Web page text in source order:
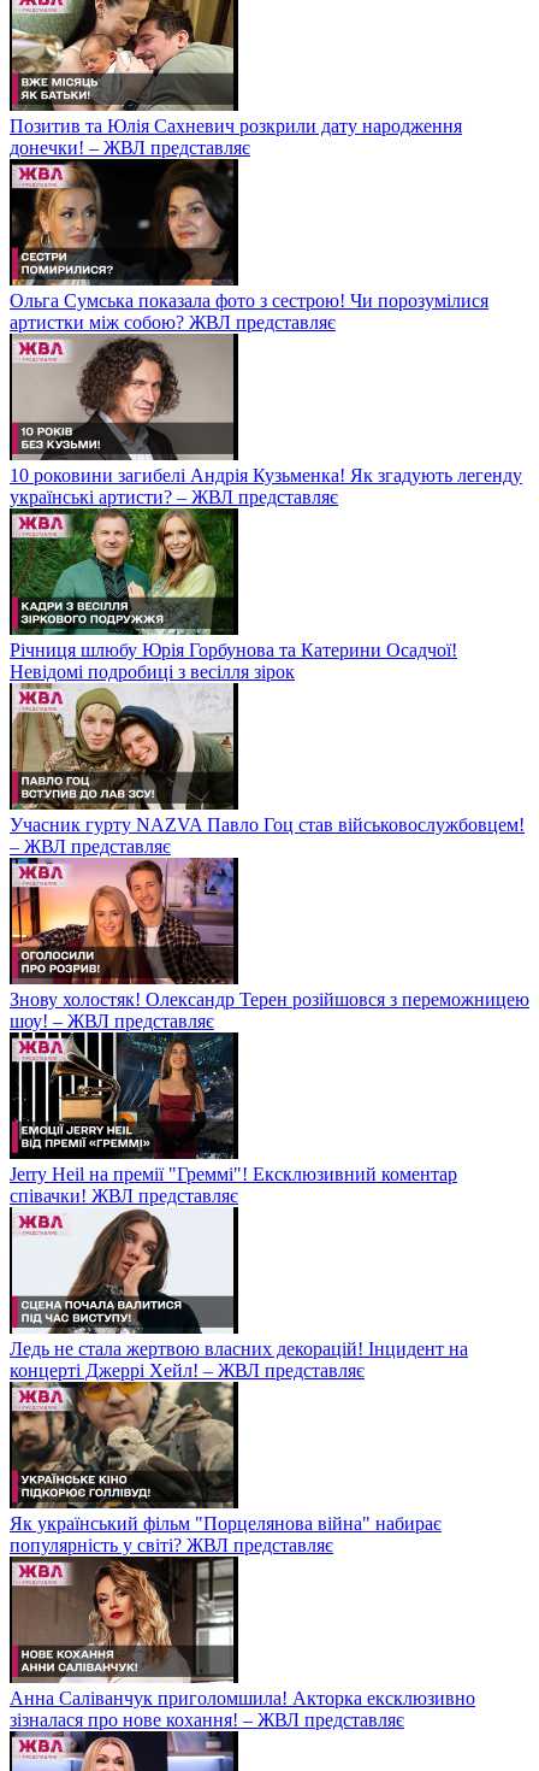
Позитив та Юлія Сахневич розкрили дату народження
донечки! – ЖВЛ представляє
Ольга Сумська показала фото з сестрою! Чи порозумілися
артистки між собою? ЖВЛ представляє
10 роковини загибелі Андрія Кузьменка! Як згадують легенду
українські артисти? – ЖВЛ представляє
Річниця шлюбу Юрія Горбунова та Катерини Осадчої!
Невідомі подробиці з весілля зірок
Учасник гурту NAZVA Павло Гоц став військовослужбовцем!
– ЖВЛ представляє
Знову холостяк! Олександр Терен розійшовся з переможницею
шоу! – ЖВЛ представляє
Jerry Heil на премії "Греммі"! Ексклюзивний коментар
співачки! ЖВЛ представляє
Ледь не стала жертвою власних декорацій! Інцидент на
концерті Джеррі Хейл! – ЖВЛ представляє
Як український фільм "Порцелянова війна" набирає
популярність у світі? ЖВЛ представляє
Анна Саліванчук приголомшила! Акторка ексклюзивно
зізналася про нове кохання! – ЖВЛ представляє